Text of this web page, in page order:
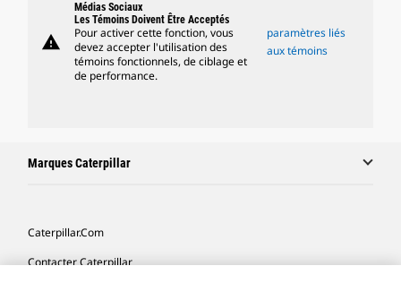
warning
Médias Sociaux
Les Témoins Doivent Être Acceptés
Pour activer cette fonction, vous
devez accepter l'utilisation des
témoins fonctionnels, de ciblage et
de performance.
paramètres liés
aux témoins
Marques Caterpillar
Caterpillar.com
Contacter Caterpillar